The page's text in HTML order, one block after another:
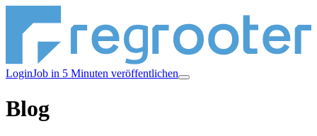
LoginJob in 5 Minuten veröffentlichen
Blog